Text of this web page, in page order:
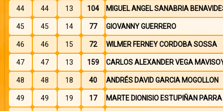
44 44 13 104 MIGUEL ANGEL SANABRIA
45 45 14 77 GIOVANNY GUERRERO
46 46 15 72 WILMER FERNEY CORDOBA SOSSA
47 47 13 159 CARLOS ALEXANDER VEGA
48 48 18 40 ANDRÉS DAVID GARCIA MOGOLLON
49 49 19 17 MARTE DIONISIO ESTUPIÑAN PARRA